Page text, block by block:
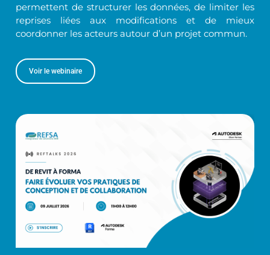
permettent de structurer les données, de limiter les
reprises liées aux modifications et de mieux
coordonner les acteurs autour d’un projet commun.
Voir le webinaire